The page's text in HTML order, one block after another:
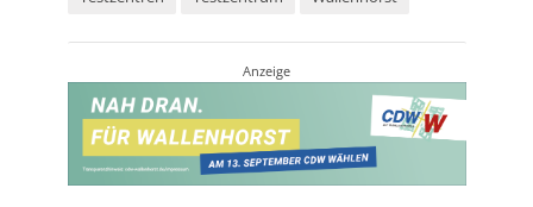
Anzeige